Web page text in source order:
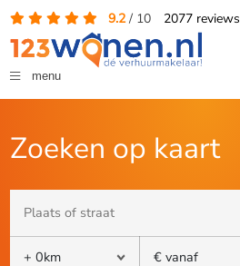
9.2/ 10 2077reviews
menu
Zoeken op kaart